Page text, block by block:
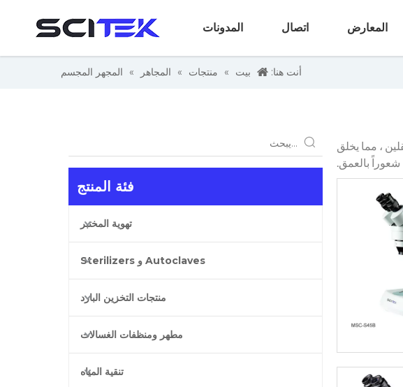
المعارض اتصال المدونات
أنت هنا: بيت » منتجات » المجاهر » المجهر المجسم
فئة المنتج
تهوية المختبر
Autoclaves و Sterilizers
منتجات التخزين البارد
مطهر ومنظفات الغسالات
تنقية المياه
، مما يخلق
شعوراً بالعمق.